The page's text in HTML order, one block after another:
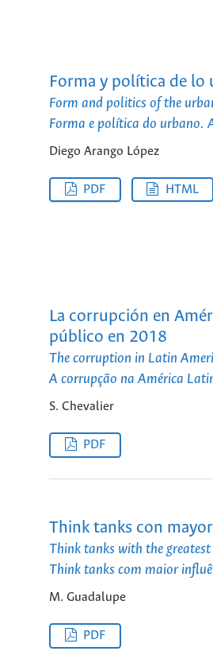
Forma y política de lo
Form and politics of the
Forma e política do urbano.
Diego Arango López
PDF HTML
La corrupción en
público en 2018
The corruption in Latin
A corrupção na América
S. Chevalier
PDF
Think tanks con
Think tanks with the
Think tanks com maior
M. Guadalupe
PDF